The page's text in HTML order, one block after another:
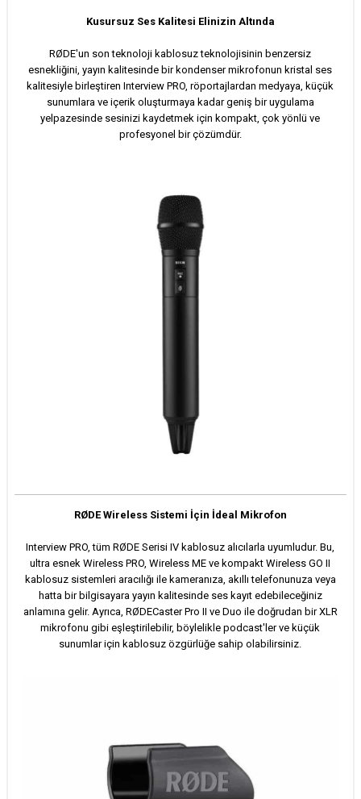
Kusursuz Ses Kalitesi Elinizin Altında
RØDE'un son teknoloji kablosuz teknolojisinin benzersiz
esnekliğini, yayın kalitesinde bir kondenser mikrofonun kristal ses
kalitesiyle birleştiren Interview PRO, röportajlardan medyaya, küçük
sunumlara ve içerik oluşturmaya kadar geniş bir uygulama
yelpazesinde sesinizi kaydetmek için kompakt, çok yönlü ve
profesyonel bir çözümdür.
RØDE Wireless Sistemi İçin İdeal Mikrofon
Interview PRO, tüm RØDE Serisi IV kablosuz alıcılarla uyumludur. Bu,
ultra esnek Wireless PRO, Wireless ME ve kompakt Wireless GO II
kablosuz sistemleri aracılığı ile kameranıza, akıllı telefonunuza veya
hatta bir bilgisayara yayın kalitesinde ses kayıt edebileceğiniz
anlamına gelir. Ayrıca, RØDECaster Pro II ve Duo ile doğrudan bir XLR
mikrofonu gibi eşleştirilebilir, böylelikle podcast'ler ve küçük
sunumlar için kablosuz özgürlüğe sahip olabilirsiniz.